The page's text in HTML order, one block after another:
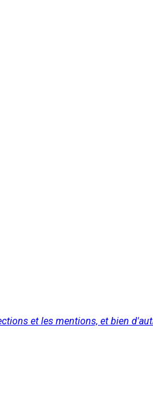
et les mentions, et bien